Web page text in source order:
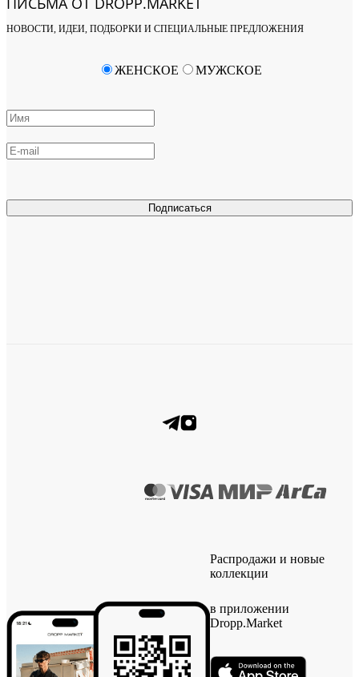
НОВОСТИ, ИДЕИ, ПОДБОРКИ И СПЕЦИАЛЬНЫЕ ПРЕДЛОЖЕНИЯ
Подписаться
ЖЕНСКОЕ МУЖСКОЕ
Распродажи и новые
коллекции
в приложении
Dropp.Market